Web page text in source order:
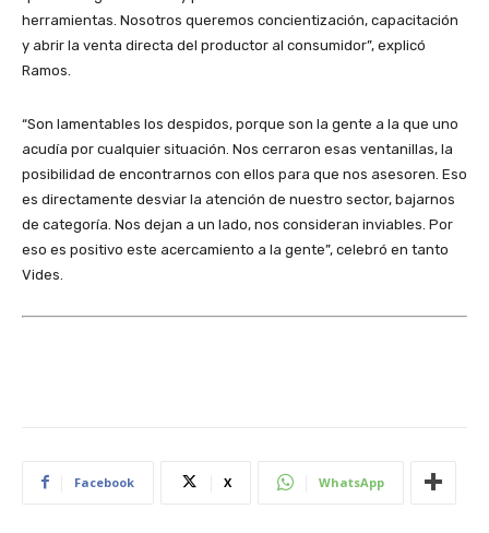
herramientas. Nosotros queremos concientización, capacitación
y abrir la venta directa del productor al consumidor”, explicó
Ramos.
“Son lamentables los despidos, porque son la gente a la que uno
acudía por cualquier situación. Nos cerraron esas ventanillas, la
posibilidad de encontrarnos con ellos para que nos asesoren. Eso
es directamente desviar la atención de nuestro sector, bajarnos
de categoría. Nos dejan a un lado, nos consideran inviables. Por
eso es positivo este acercamiento a la gente”, celebró en tanto
Vides.
Facebook X WhatsApp